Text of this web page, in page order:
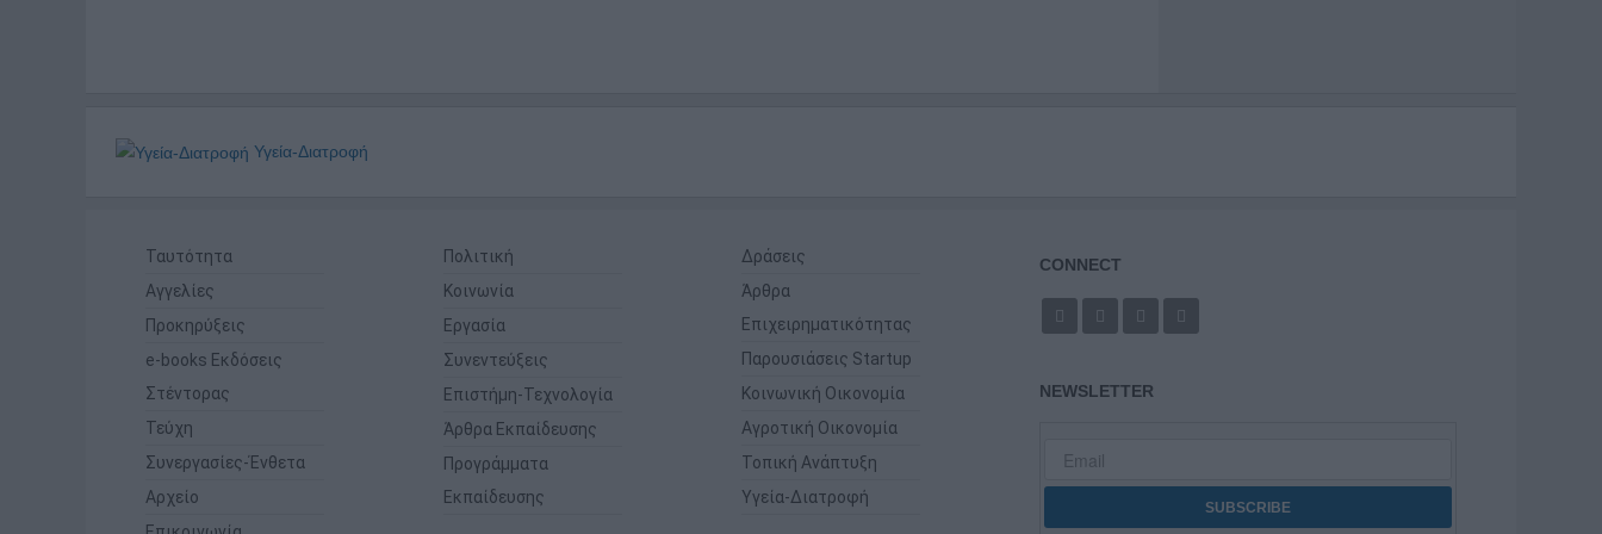
Υγεία-Διατροφή
Ταυτότητα
Αγγελίες
Προκηρύξεις
e-books Εκδόσεις
Στέντορας
Τεύχη
Συνεργασίες-Ένθετα
Αρχείο
Πολιτική
Κοινωνία
Εργασία
Συνεντεύξεις
Επιστήμη-Τεχνολογία
Άρθρα Εκπαίδευσης
Προγράμματα
Εκπαίδευσης
Δράσεις
Άρθρα
Επιχειρηματικότητας
Παρουσιάσεις Startup
Κοινωνική Οικονομία
Αγροτική Οικονομία
Τοπική Ανάπτυξη
Υγεία-Διατροφή
CONNECT
NEWSLETTER